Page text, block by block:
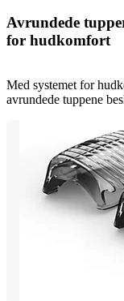
Avrundede
for hudkomfort
Med systemet for
avrundede tuppene